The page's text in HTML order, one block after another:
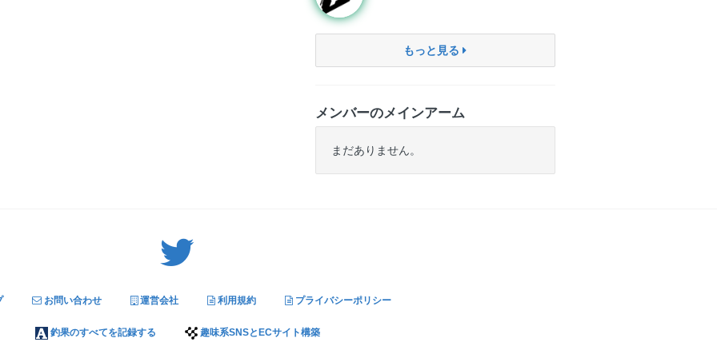
もっと見る
メンバーのメインアーム
まだありません。
お問い合わせ 運営会社 利用規約 プライバシーポリシー
釣果のすべてを記録する 趣味系SNSとECサイト構築